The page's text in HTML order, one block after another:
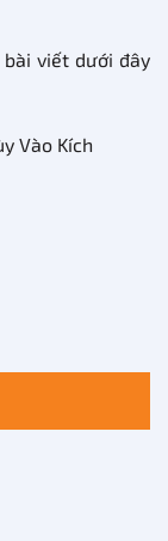
viết dưới đây
Vào Kích